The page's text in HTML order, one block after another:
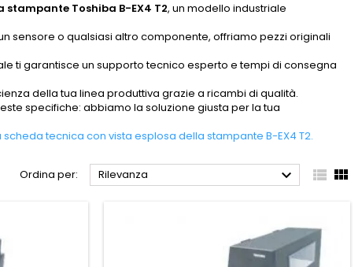
stampante Toshiba B-EX4 T2, un modello industriale
sensore o qualsiasi altro componente, offriamo pezzi originali
ti garantisce un supporto tecnico esperto e tempi di consegna
della tua linea produttiva grazie a ricambi di qualità.
specifiche: abbiamo la soluzione giusta per la tua
tecnica con vista esplosa della stampante B-EX4 T2.
Ordina per: Rilevanza   